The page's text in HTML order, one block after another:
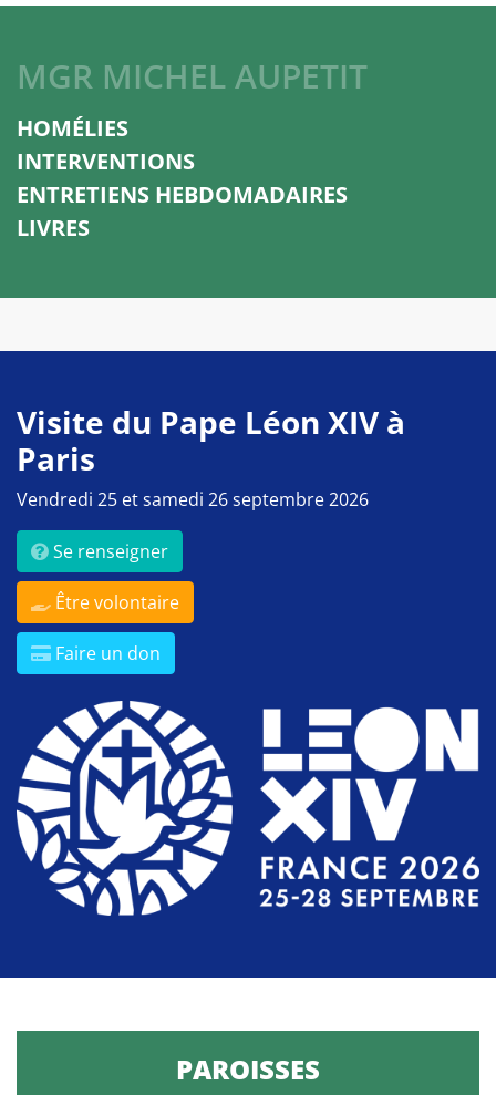
MGR MICHEL AUPETIT
HOMÉLIES
INTERVENTIONS
ENTRETIENS HEBDOMADAIRES
LIVRES
Visite du Pape Léon XIV à
Paris
Vendredi 25 et samedi 26 septembre 2026
Se renseigner
Être volontaire
Faire un don
PAROISSES